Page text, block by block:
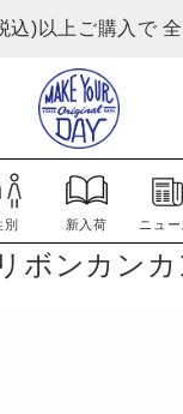
込)以上ご購入で
ボンカン
別 新入荷 ニュー